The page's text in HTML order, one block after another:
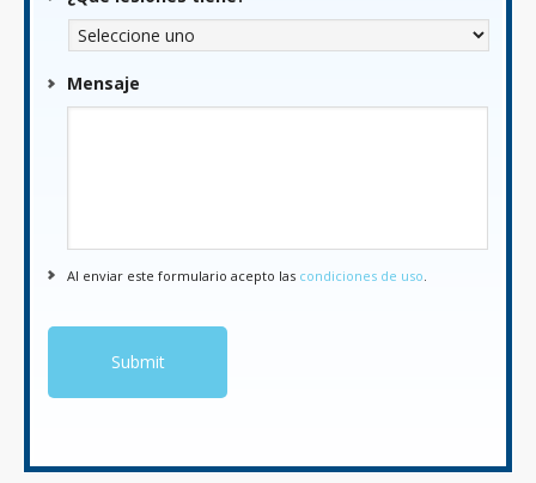
Mensaje
Al enviar este formulario acepto las condiciones de uso